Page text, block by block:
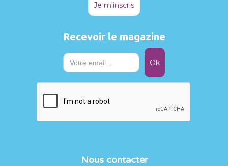
Je m'inscris
Recevoir le magazine
Nous contacter